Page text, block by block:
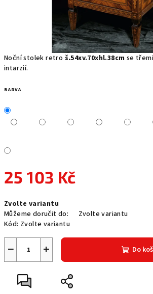
Noční stolek retro š.54xv.70xhl.38cm se
intarzií.
BARVA
25 103 Kč
cena:
Zvolte variantu
Můžeme doručit do:
Zvolte variantu
Kód: Zvolte variantu
+
− Do